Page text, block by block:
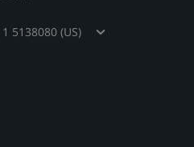
5138080 (US)